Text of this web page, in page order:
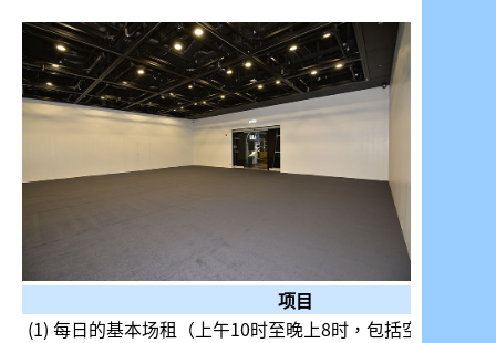
项目
(1) 每日的基本场租（上午10时至晚上8时，包括空调及天